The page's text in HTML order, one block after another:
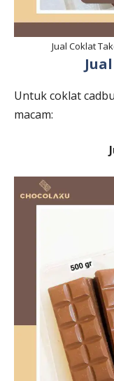
Jual Coklat
Untuk coklat
macam: